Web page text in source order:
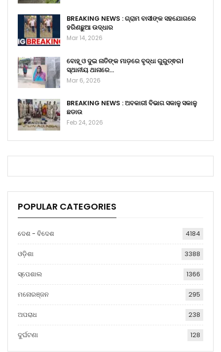
BREAKING NEWS : ଗ୍ରାମ ବାସୀଙ୍କ ସହଯୋଗରେ
ହରିଣଛୁଆ ଉଦ୍ଧାର
Mar 14, 2026
ବୋହୂ ଓ ଦୁଇ ନାତିଙ୍କ ମାଡ଼ରେ ବୃଦ୍ଧା ଗୁରୁତ୍ଵର।
ସ୍ଥାନୀୟ ଥାନାରେ…
Mar 6, 2026
BREAKING NEWS : ଅବକାରୀ ବିଭାଗ ସକାଳୁ ସକାଳୁ
ଛଡାଉ
Feb 24, 2026
POPULAR CATEGORIES
ଦେଶ - ବିଦେଶ 4184
ଓଡ଼ିଶା 3388
ସ୍ପେଶାଲ 1366
ମନୋରଞ୍ଜନ 295
ଅପରାଧ 238
ଦୁର୍ଘଟଣା 128